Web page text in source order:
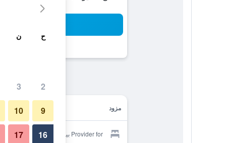
مزود
Provider for بينسيون سافراني
ح ن
2
3
9
10
16
17